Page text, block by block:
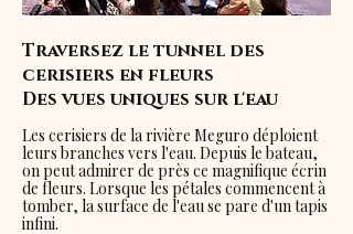
Traversez le tunnel des
cerisiers en fleurs
Des vues uniques sur l'eau
Les cerisiers de la rivière Meguro déploient
leurs branches vers l'eau. Depuis le bateau,
on peut admirer de près ce magnifique écrin
de fleurs. Lorsque les pétales commencent à
tomber, la surface de l'eau se pare d'un tapis
infini.